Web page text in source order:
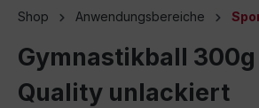
Shop Anwendungsbereiche
Gymnastikball 300g
Quality unlackiert